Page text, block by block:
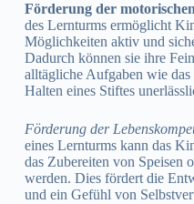
Förderung der
des Lernturms ermöglicht
Möglichkeiten aktiv und
Dadurch können sie ihre
alltägliche Aufgaben wie
Halten eines Stiftes
Förderung der
eines Lernturms kann das
das Zubereiten von Speisen
werden. Dies fördert die
und ein Gefühl von